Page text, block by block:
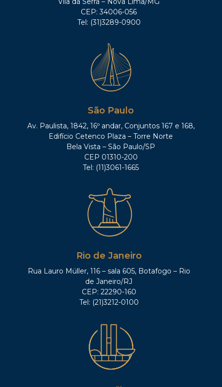
CEP: 34006-056
Tel: (31)3289-0900
São Paulo
Av. Paulista, 1842, 16º andar, Conjuntos 167 e 168,
Edifício Cetenco Plaza – Torre Norte
Bela Vista – São Paulo/SP
CEP 01310-200
Tel: (11)3061-1665
Rio de Janeiro
Rua Lauro Müller, 116 – sala 605, Botafogo – Rio
de Janeiro/RJ
CEP: 22290-160
Tel: (21)3212-0100